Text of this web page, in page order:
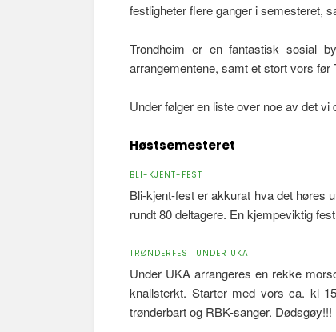
festligheter flere ganger i semesteret,
Trondheim er en fantastisk sosial
arrangementene, samt et stort vors
Under følger en liste over noe av det vi
Høstsemesteret
BLI-KJENT-FEST
Bli-kjent-fest er akkurat hva det høres
rundt 80 deltagere. En kjempeviktig
TRØNDERFEST UNDER UKA
Under UKA arrangeres en rekke
knallsterkt. Starter med vors ca. kl
trønderbart og RBK-sanger. Dødsgøy!!!